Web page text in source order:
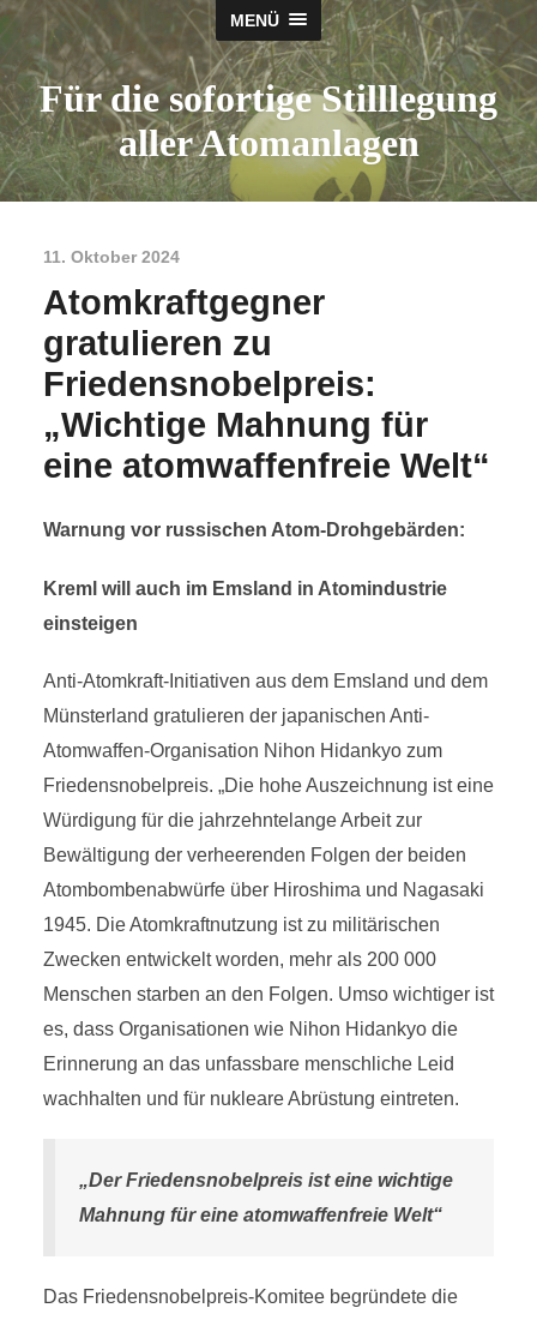
MENÜ
Für die sofortige Stilllegung
aller Atomanlagen
11. Oktober 2024
Atomkraftgegner
gratulieren zu
Friedensnobelpreis:
„Wichtige Mahnung für
eine atomwaffenfreie Welt“
Warnung vor russischen Atom-Drohgebärden:
Kreml will auch im Emsland in Atomindustrie
einsteigen
Anti-Atomkraft-Initiativen aus dem Emsland und dem
Münsterland gratulieren der japanischen Anti-
Atomwaffen-Organisation Nihon Hidankyo zum
Friedensnobelpreis. „Die hohe Auszeichnung ist eine
Würdigung für die jahrzehntelange Arbeit zur
Bewältigung der verheerenden Folgen der beiden
Atombombenabwürfe über Hiroshima und Nagasaki
1945. Die Atomkraftnutzung ist zu militärischen
Zwecken entwickelt worden, mehr als 200 000
Menschen starben an den Folgen. Umso wichtiger ist
es, dass Organisationen wie Nihon Hidankyo die
Erinnerung an das unfassbare menschliche Leid
wachhalten und für nukleare Abrüstung eintreten.
„Der Friedensnobelpreis ist eine wichtige
Mahnung für eine atomwaffenfreie Welt“
Das Friedensnobelpreis-Komitee begründete die